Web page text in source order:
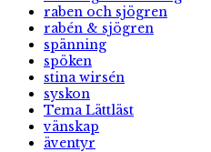
raben och sjögren
rabén & sjögren
spänning
spöken
stina wirsén
syskon
Tema Lättläst
vänskap
äventyr